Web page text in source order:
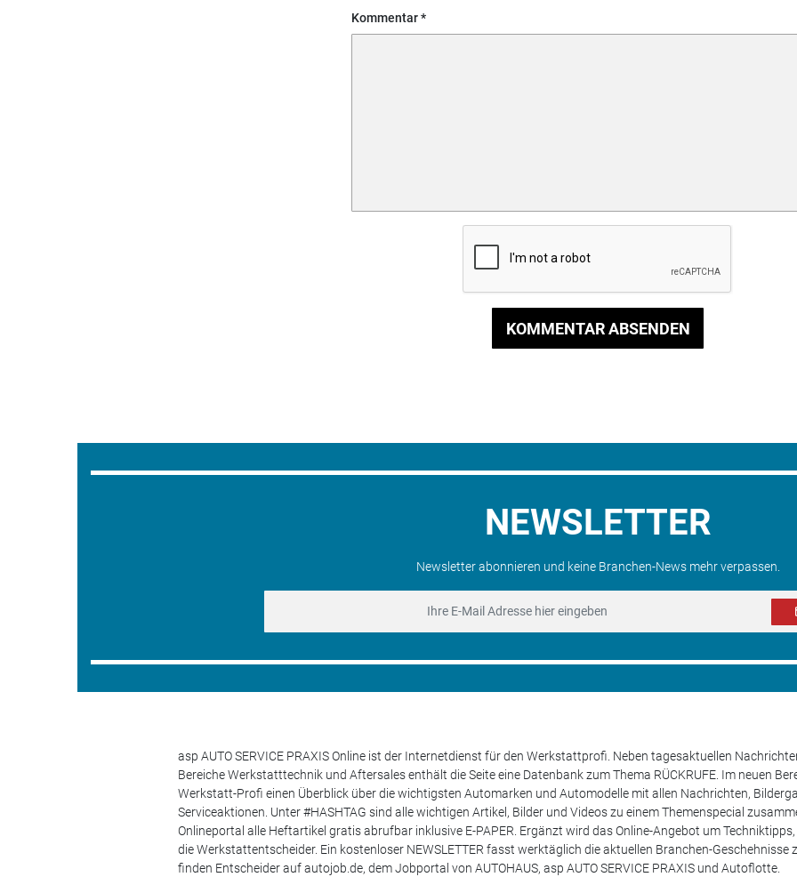
Kommentar
KOMMENTAR ABSENDEN
NEWSLETTER
Newsletter abonnieren und keine Branchen-News mehr verpassen.
asp AUTO SERVICE PRAXIS Online ist der Internetdienst für den Werkstattprofi. Neben tagesaktuellen
Bereiche Werkstatttechnik und Aftersales enthält die Seite eine Datenbank zum Thema RÜCKRUFE. Im neuen
Werkstatt-Profi einen Überblick über die wichtigsten Automarken und Automodelle mit allen Nachrichten,
Serviceaktionen. Unter #HASHTAG sind alle wichtigen Artikel, Bilder und Videos zu einem Themenspecial
Onlineportal alle Heftartikel gratis abrufbar inklusive E-PAPER. Ergänzt wird das Online-Angebot um
die Werkstattentscheider. Ein kostenloser NEWSLETTER fasst werktäglich die aktuellen Branchen-Geschehnisse
finden Entscheider auf autojob.de, dem Jobportal von AUTOHAUS, asp AUTO SERVICE PRAXIS und Autoflotte.